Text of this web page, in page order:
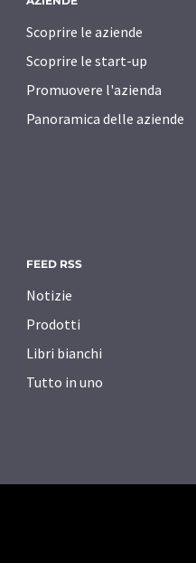
Scoprire le aziende
Scoprire le start-up
Promuovere l'azienda
Panoramica delle aziende
FEED RSS
Notizie
Prodotti
Libri bianchi
Tutto in uno